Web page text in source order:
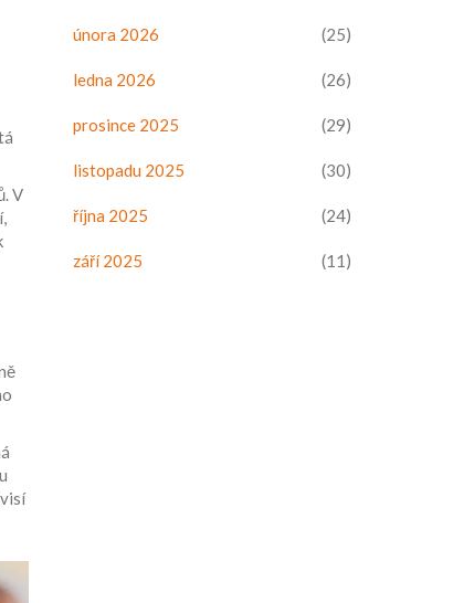
. V
února 2026 (25)
ledna 2026 (26)
prosince 2025 (29)
listopadu 2025 (30)
října 2025 (24)
září 2025 (11)